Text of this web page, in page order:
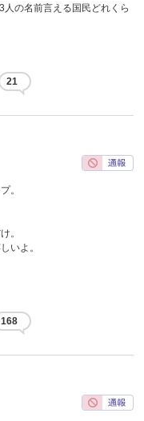
の名前言える国民どれくら
21
。
。
いよ。
168